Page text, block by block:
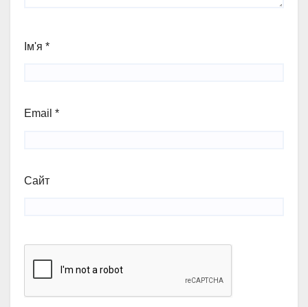
Ім'я *
Email *
Сайт